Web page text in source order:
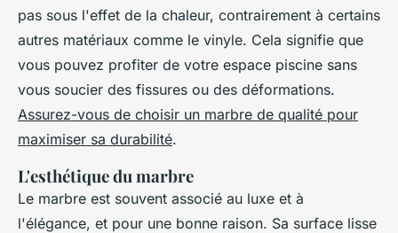
pas sous l'effet de la chaleur, contrairement à certains
autres matériaux comme le vinyle. Cela signifie que
vous pouvez profiter de votre espace piscine sans
vous soucier des fissures ou des déformations.
Assurez-vous de choisir un marbre de qualité pour
maximiser sa durabilité.
L'esthétique du marbre
Le marbre est souvent associé au luxe et à
l'élégance, et pour une bonne raison. Sa surface lisse